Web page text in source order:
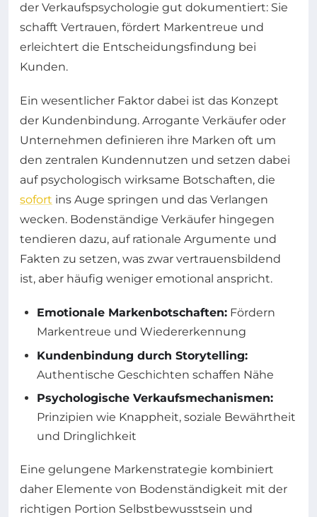
der Verkaufspsychologie gut dokumentiert: Sie
schafft Vertrauen, fördert Markentreue und
erleichtert die Entscheidungsfindung bei
Kunden.
Ein wesentlicher Faktor dabei ist das Konzept
der Kundenbindung. Arrogante Verkäufer oder
Unternehmen definieren ihre Marken oft um
den zentralen Kundennutzen und setzen dabei
auf psychologisch wirksame Botschaften, die
sofort ins Auge springen und das Verlangen
wecken. Bodenständige Verkäufer hingegen
tendieren dazu, auf rationale Argumente und
Fakten zu setzen, was zwar vertrauensbildend
ist, aber häufig weniger emotional anspricht.
Emotionale Markenbotschaften: Fördern
Markentreue und Wiedererkennung
Kundenbindung durch Storytelling:
Authentische Geschichten schaffen Nähe
Psychologische Verkaufsmechanismen:
Prinzipien wie Knappheit, soziale Bewährtheit
und Dringlichkeit
Eine gelungene Markenstrategie kombiniert
daher Elemente von Bodenständigkeit mit der
richtigen Portion Selbstbewusstsein und